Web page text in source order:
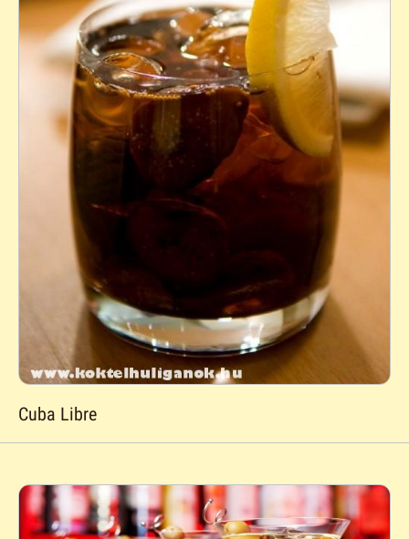
Cuba Libre